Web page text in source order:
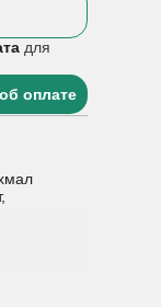
для
оплате